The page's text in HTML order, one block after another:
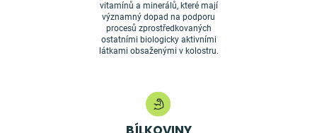
vitamínů a minerálů, které mají
významný dopad na podporu
procesů zprostředkovaných
ostatními biologicky aktivními
látkami obsaženými v kolostru.